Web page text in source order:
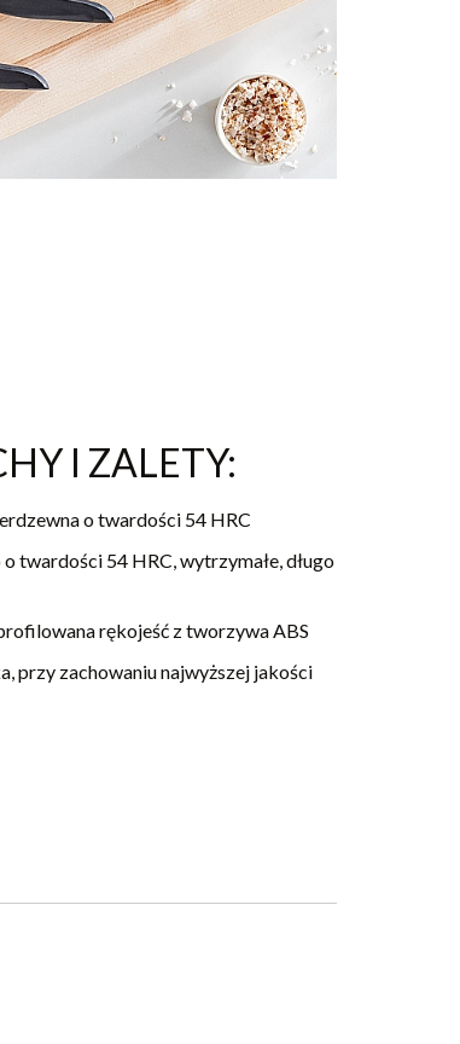
I ZALETY:
o twardości 54 HRC
twardości 54 HRC, wytrzymałe, długo
rękojeść z tworzywa ABS
przy zachowaniu najwyższej jakości